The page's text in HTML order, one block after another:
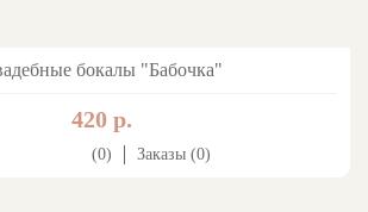
бокалы "Бабочка"
420 р.
(0) Заказы (0)